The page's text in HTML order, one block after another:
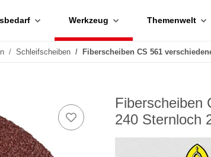
Werkzeug Themenwelt
Schleifscheiben Fiberscheiben CS 561
Fiberscheiben
240 Sternloch